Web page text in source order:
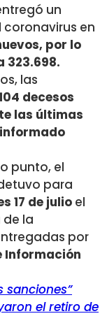
un
en
por lo
323.698.
las
decesos
las últimas
punto, el
para
17 de julio el
la
por
Información
sanciones”
el retiro de